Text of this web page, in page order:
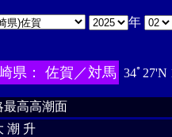
年
県： 佐賀／対馬 34ﾟ27'N
最高高潮面
潮 升